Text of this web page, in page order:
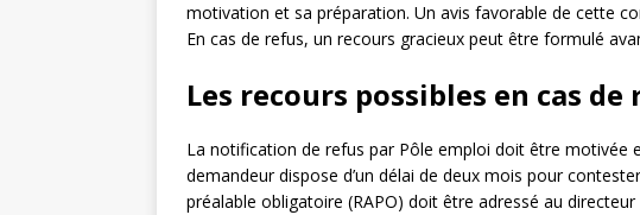
motivation et sa préparation. Un avis favorable de cette
En cas de refus, un recours gracieux peut être formulé
Les recours possibles en cas de
La notification de refus par Pôle emploi doit être motivée
demandeur dispose d’un délai de deux mois pour
préalable obligatoire (RAPO) doit être adressé au